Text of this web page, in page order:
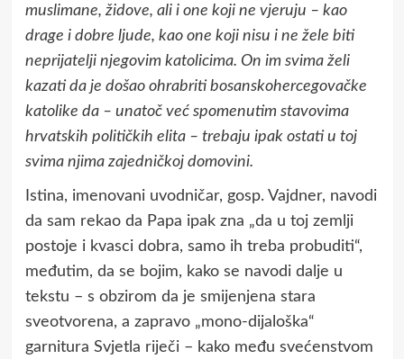
muslimane, židove, ali i one koji ne vjeruju – kao
drage i dobre ljude, kao one koji nisu i ne žele biti
neprijatelji njegovim katolicima. On im svima želi
kazati da je došao ohrabriti bosanskohercegovačke
katolike da – unatoč već spomenutim stavovima
hrvatskih političkih elita – trebaju ipak ostati u toj
svima njima zajedničkoj domovini.
Istina, imenovani uvodničar, gosp. Vajdner, navodi
da sam rekao da Papa ipak zna „da u toj zemlji
postoje i kvasci dobra, samo ih treba probuditi“,
međutim, da se bojim, kako se navodi dalje u
tekstu – s obzirom da je smijenjena stara
sveotvorena, a zapravo „mono-dijaloška“
garnitura Svjetla riječi – kako među svećenstvom